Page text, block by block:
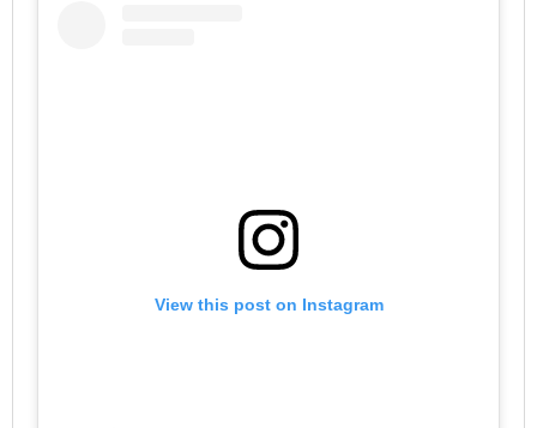
View this post on Instagram